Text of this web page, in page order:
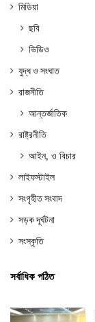
মিডিয়া
ছবি
ভিডিও
যুদ্ধ ও সংঘাত
রাজনীতি
আন্তর্জাতিক
রাষ্ট্রনীতি
আইন, ও বিচার
লাইফস্টাইল
সংগৃহীত সংবাদ
সড়ক দূর্ঘটনা
সংস্কৃতি
সর্বাধিক পঠিত